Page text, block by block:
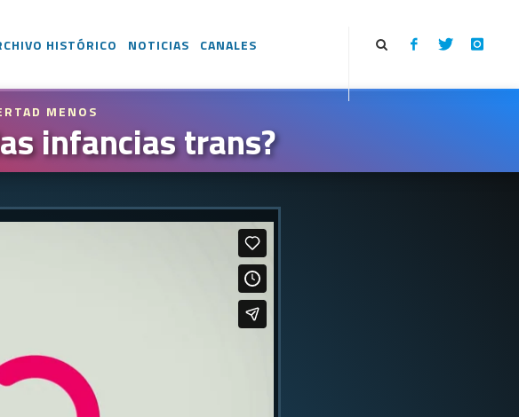
HISTÓRICO NOTICIAS
CANALES
MENOS
infancias trans?